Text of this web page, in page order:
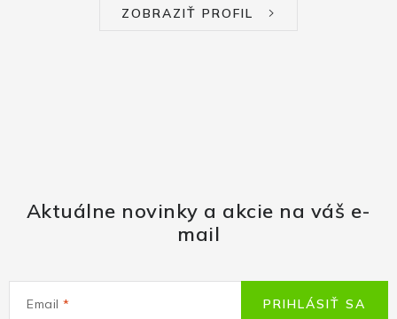
ZOBRAZIŤ PROFIL
Aktuálne novinky a akcie na váš e-
mail
Email PRIHLÁSIŤ SA